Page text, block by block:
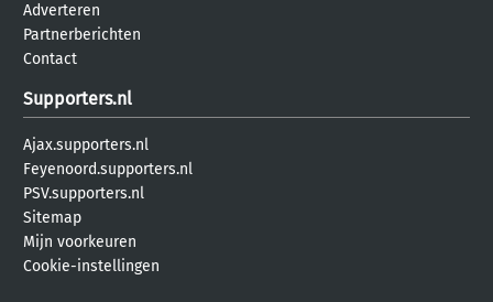
Adverteren
Partnerberichten
Contact
Supporters.nl
Ajax.supporters.nl
Feyenoord.supporters.nl
PSV.supporters.nl
Sitemap
Mijn voorkeuren
Cookie-instellingen